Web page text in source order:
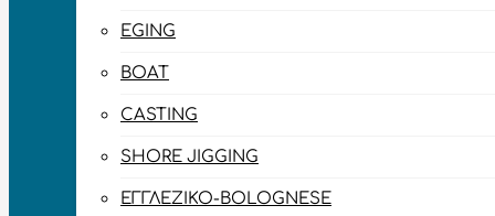
EGING
BOAT
CASTING
SHORE JIGGING
ΕΓΓΛΈΖΙΚΟ-BOLOGNESE